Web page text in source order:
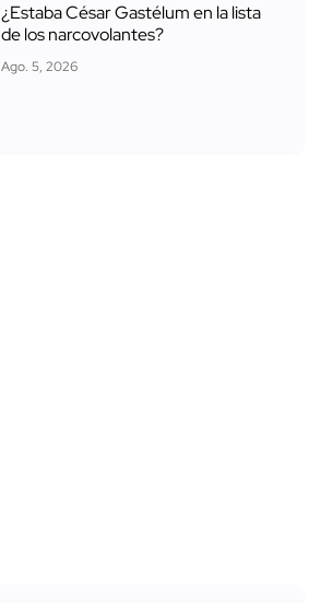
¿Estaba César Gastélum en la lista
de los narcovolantes?
Ago. 5, 2026